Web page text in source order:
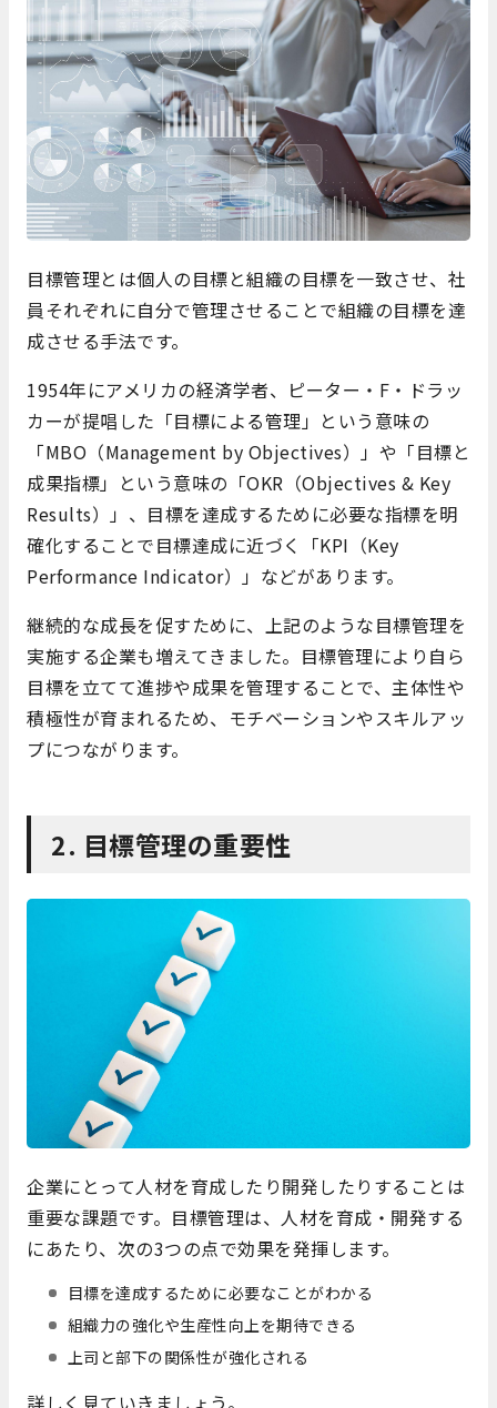
目標管理とは個人の目標と組織の目標を一致させ、社
員それぞれに自分で管理させることで組織の目標を達
成させる手法です。
1954年にアメリカの経済学者、ピーター・F・ドラッ
カーが提唱した「目標による管理」という意味の
「MBO（Management by Objectives）」や「目標と
成果指標」という意味の「OKR（Objectives & Key
Results）」、目標を達成するために必要な指標を明
確化することで目標達成に近づく「KPI（Key
Performance Indicator）」などがあります。
継続的な成長を促すために、上記のような目標管理を
実施する企業も増えてきました。目標管理により自ら
目標を立てて進捗や成果を管理することで、主体性や
積極性が育まれるため、モチベーションやスキルアッ
プにつながります。
2. 目標管理の重要性
企業にとって人材を育成したり開発したりすることは
重要な課題です。目標管理は、人材を育成・開発する
にあたり、次の3つの点で効果を発揮します。
目標を達成するために必要なことがわかる
組織力の強化や生産性向上を期待できる
上司と部下の関係性が強化される
詳しく見ていきましょう。